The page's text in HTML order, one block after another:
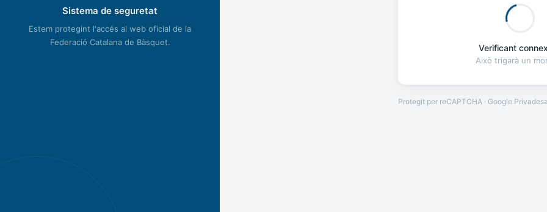
Sistema de seguretat
Estem protegint l'accés al web oficial de la
Federació Catalana de Bàsquet.
Verificant
Això trigarà un
Protegit per reCAPTCHA · Google Privadesa